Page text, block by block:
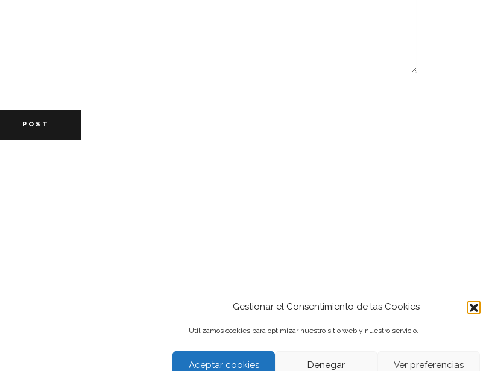
Gestionar el Consentimiento de las Cookies
Utilizamos cookies para optimizar nuestro sitio web y nuestro servicio.
Aceptar cookies Denegar Ver preferencias
POST